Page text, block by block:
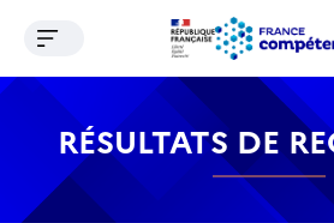
Contenu Recherche Menu
Ouvrir le menu de navigation
RÉSULTATS DE